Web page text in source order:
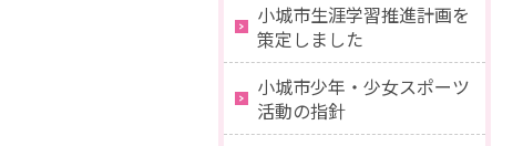
小城市生涯学習推進計画を
策定しました
小城市少年・少女スポーツ
活動の指針